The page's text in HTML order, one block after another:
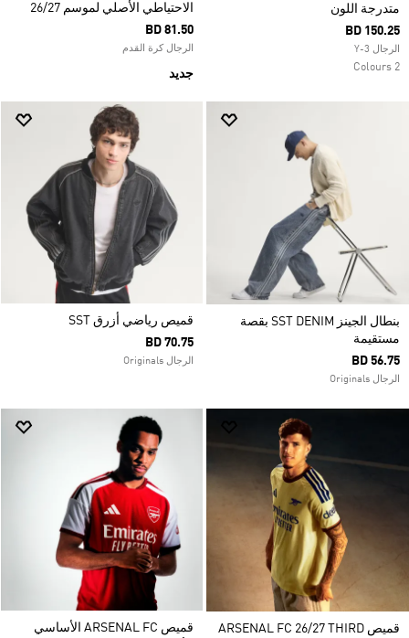
متدرجة اللون
BD 150.25
الرجال Y-3
2 Colours
الاحتياطي الأصلي لموسم 26/27
BD 81.50
الرجال كرة القدم
جديد
بنطال الجينز SST DENIM بقصة
مستقيمة
BD 56.75
الرجال Originals
قميص رياضي أزرق SST
BD 70.75
الرجال Originals
قميص ARSENAL FC 26/27 THIRD
قميص ARSENAL FC الأساسي